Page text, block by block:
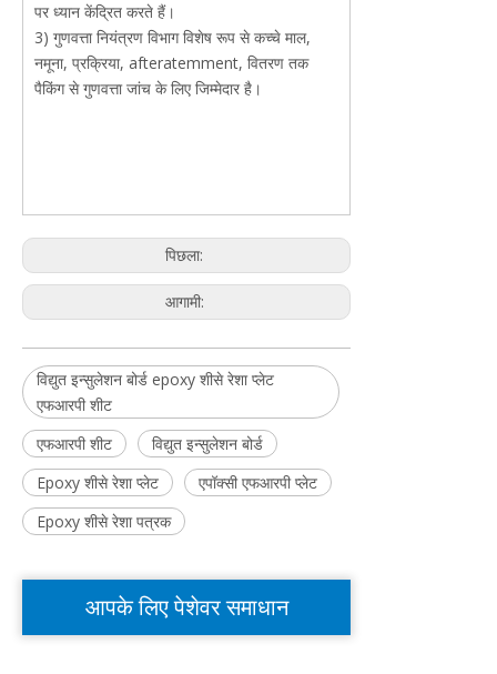
पर ध्यान केंद्रित करते हैं।
3) गुणवत्ता नियंत्रण विभाग विशेष रूप से कच्चे माल,
नमूना, प्रक्रिया, afteratemment, वितरण तक
पैकिंग से गुणवत्ता जांच के लिए जिम्मेदार है।
पिछला:
आगामी:
विद्युत इन्सुलेशन बोर्ड epoxy शीसे रेशा प्लेट
एफआरपी शीट
एफआरपी शीट
विद्युत इन्सुलेशन बोर्ड
Epoxy शीसे रेशा प्लेट
एपॉक्सी एफआरपी प्लेट
Epoxy शीसे रेशा पत्रक
आपके लिए पेशेवर समाधान